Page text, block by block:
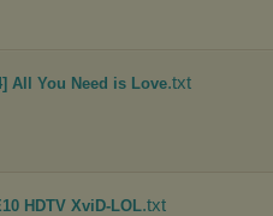
All You Need is Love.txt
HDTV XviD-LOL.txt